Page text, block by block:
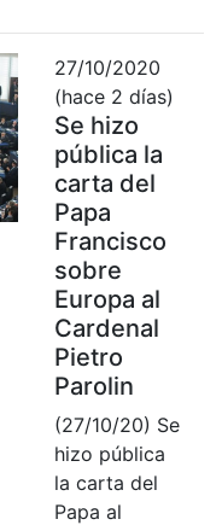
27/10/2020
(hace 2 días)
Se hizo
pública la
carta del
Papa
Francisco
sobre
Europa al
Cardenal
Pietro
Parolin
(27/10/20) Se
hizo pública
la carta del
Papa al